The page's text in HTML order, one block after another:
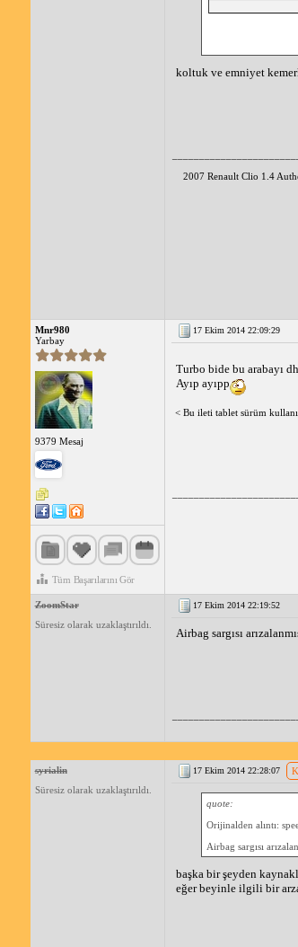
koltuk ve emniyet
2007 Renault Clio 1.4
Mnr980
Yarbay
9379 Mesaj
Tüm Başarılarını Gör
17 Ekim 2014 22:09:29
Turbo bide bu arabayı
Ayıp ayıpp
< Bu ileti tablet sürüm
ZoomStar
Süresiz olarak uzaklaştırıldı.
17 Ekim 2014 22:19:52
Airbag sargısı
syrialin
Süresiz olarak uzaklaştırıldı.
17 Ekim 2014 22:28:07
quote:
Orijinalden alıntı:
Airbag sargısı
başka bir şeyden
eğer beyinle ilgili bir